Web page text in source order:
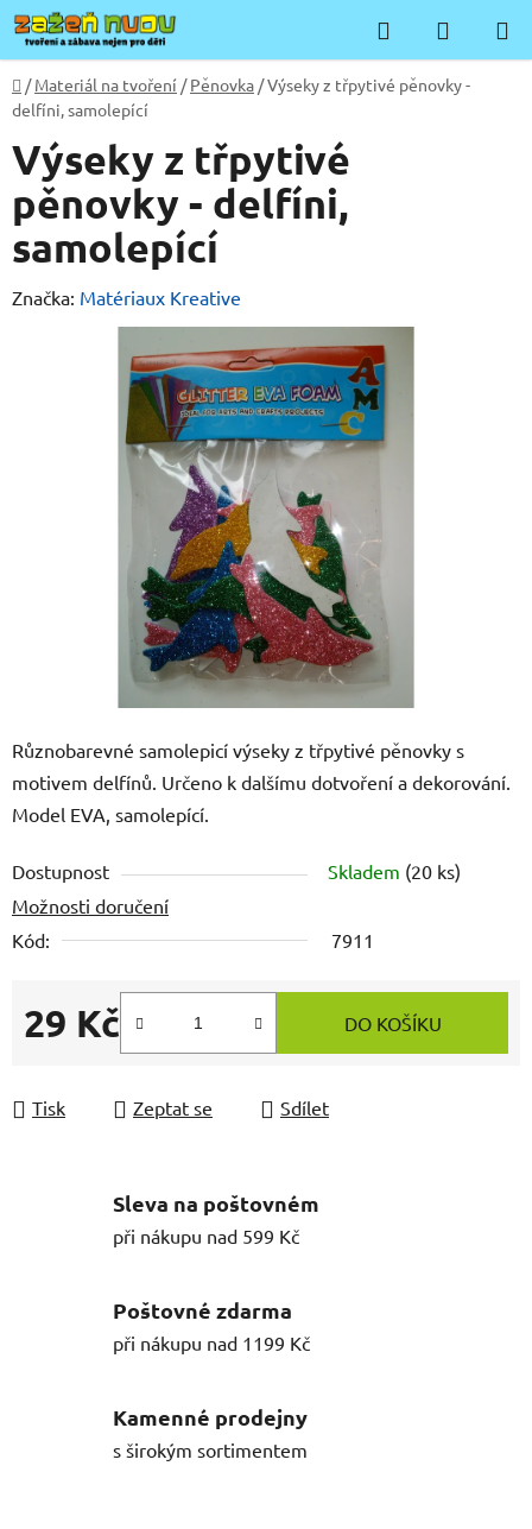
Přejít
na
obsah
Hledat
KOŠÍK
Domů
/ Materiál na tvoření / Pěnovka /Výseky z třpytivé pěnovky -
delfíni, samolepící
Různobarevné samolepicí výseky z třpytivé pěnovky s
motivem delfínů. Určeno k dalšímu dotvoření a dekorování.
Model EVA, samolepící.
Dostupnost Skladem (20 ks)
Možnosti doručení
Kód:
7911
29 Kč
Měrná cena:
DO KOŠÍKU
Tisk Zeptat se Sdílet
Výseky z třpytivé
pěnovky - delfíni,
samolepící
Značka: Matériaux Kreative
Sleva na poštovném
při nákupu nad 599 Kč
Poštovné zdarma
při nákupu nad 1199 Kč
Kamenné prodejny
s širokým sortimentem